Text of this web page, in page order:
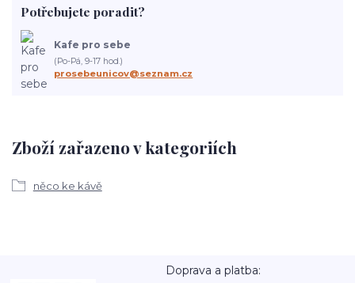
Zboží zařazeno v kategoriích
něco ke kávě
Potřebujete poradit?
Kafe pro sebe
(Po-Pá, 9-17 hod.)
prosebeunicov@seznam.cz
Doprava a platba: